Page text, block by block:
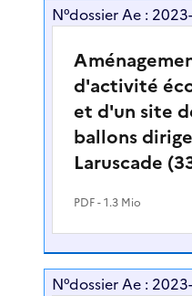
N°dossier Ae :
d'activité
et d'un site
ballons
Laruscade
PDF- 1.3 Mio
N°dossier Ae :